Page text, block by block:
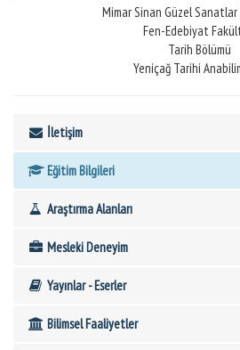
Mimar Sinan Güzel
Fen-Edebiyat
Tarih Bölümü
Yeniçağ Tarihi
İletişim
Eğitim Bilgileri
Araştırma Alanları
Mesleki Deneyim
Yayınlar - Eserler
Bilimsel Faaliyetler